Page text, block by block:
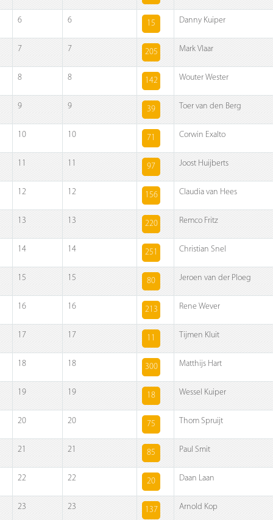
6 6 15 Danny Kuiper
7 7 205 Mark Vlaar
8 8 142 Wouter Wester
9 9 39 Toer van den Berg
10 10 71 Corwin Exalto
11 11 97 Joost Huijberts
12 12 156 Claudia van Hees
13 13 220 Remco Fritz
14 14 251 Christian Snel
15 15 80 Jeroen van der Ploeg
16 16 213 Rene Wever
17 17 11 Tijmen Kluit
18 18 300 Matthijs Hart
19 19 18 Wessel Kuiper
20 20 75 Thom Spruijt
21 21 85 Paul Smit
22 22 20 Daan Laan
23 23 137 Arnold Kop